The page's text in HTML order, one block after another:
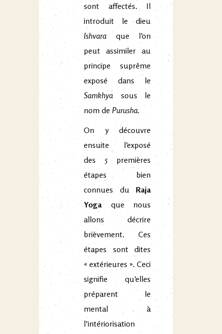
sont affectés. Il
introduit le dieu
Ishvara que l’on
peut assimiler au
principe suprême
exposé dans le
Samkhya sous le
nom de Purusha.
On y découvre
ensuite l’exposé
des 5 premières
étapes bien
connues du Raja
Yoga que nous
allons décrire
brièvement. Ces
étapes sont dites
« extérieures ». Ceci
signifie qu’elles
préparent le
mental à
l’intériorisation